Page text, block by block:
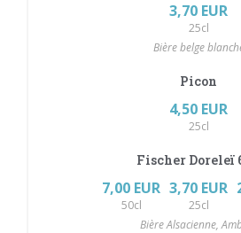
3,70 EUR
25cl
Bière belge
Picon
4,50 EUR
25cl
Fischer Doreleï
7,00 EUR
50cl
3,70 EUR
25cl
Bière Alsacienne,